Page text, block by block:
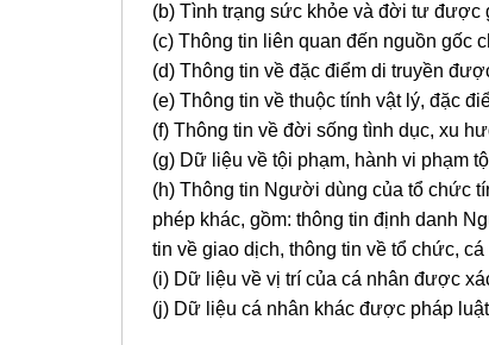
(b) Tình trạng sức khỏe và đời tư được
(c) Thông tin liên quan đến nguồn gốc
(d) Thông tin về đặc điểm di truyền
(e) Thông tin về thuộc tính vật lý, đặc
(f) Thông tin về đời sống tình dục, xu
(g) Dữ liệu về tội phạm, hành vi phạm
(h) Thông tin Người dùng của tổ chức
phép khác, gồm: thông tin định danh
tin về giao dịch, thông tin về tổ chức,
(i) Dữ liệu về vị trí của cá nhân được
(j) Dữ liệu cá nhân khác được pháp